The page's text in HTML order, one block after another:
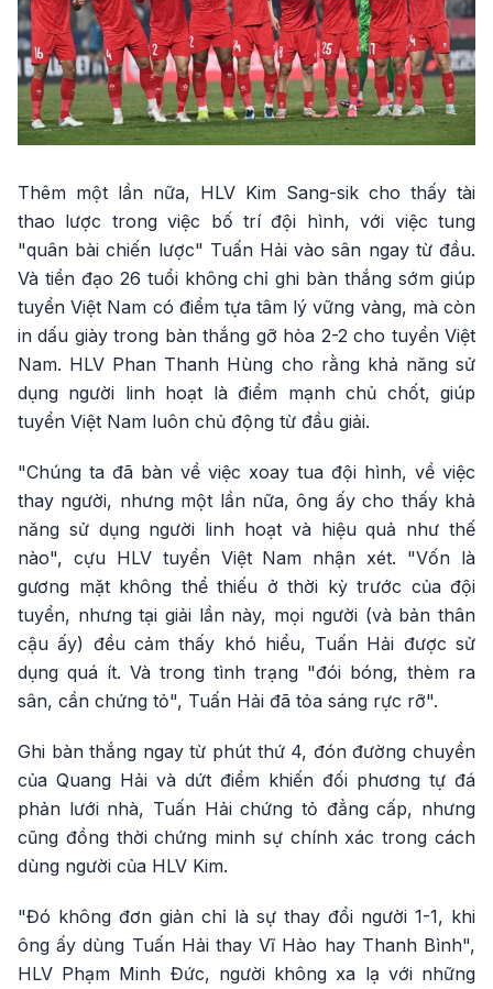
Thêm một lần nữa, HLV Kim Sang-sik cho thấy tài
thao lược trong việc bố trí đội hình, với việc tung
"quân bài chiến lược" Tuấn Hải vào sân ngay từ đầu.
Và tiền đạo 26 tuổi không chỉ ghi bàn thắng sớm giúp
tuyển Việt Nam có điểm tựa tâm lý vững vàng, mà còn
in dấu giày trong bàn thắng gỡ hòa 2-2 cho tuyển Việt
Nam. HLV Phan Thanh Hùng cho rằng khả năng sử
dụng người linh hoạt là điểm mạnh chủ chốt, giúp
tuyển Việt Nam luôn chủ động từ đầu giải.
"Chúng ta đã bàn về việc xoay tua đội hình, về việc
thay người, nhưng một lần nữa, ông ấy cho thấy khả
năng sử dụng người linh hoạt và hiệu quả như thế
nào", cựu HLV tuyển Việt Nam nhận xét. "Vốn là
gương mặt không thể thiếu ở thời kỳ trước của đội
tuyển, nhưng tại giải lần này, mọi người (và bản thân
cậu ấy) đều cảm thấy khó hiểu, Tuấn Hải được sử
dụng quá ít. Và trong tình trạng "đói bóng, thèm ra
sân, cần chứng tỏ", Tuấn Hải đã tỏa sáng rực rỡ".
Ghi bàn thắng ngay từ phút thứ 4, đón đường chuyền
của Quang Hải và dứt điểm khiến đối phương tự đá
phản lưới nhà, Tuấn Hải chứng tỏ đẳng cấp, nhưng
cũng đồng thời chứng minh sự chính xác trong cách
dùng người của HLV Kim.
"Đó không đơn giản chỉ là sự thay đổi người 1-1, khi
ông ấy dùng Tuấn Hải thay Vĩ Hào hay Thanh Bình",
HLV Phạm Minh Đức, người không xa lạ với những